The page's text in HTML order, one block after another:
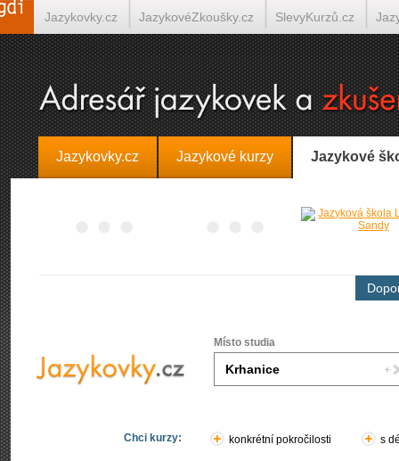
Jazykovky.cz Jazykové kurzy Jazykové
Místo studia
Chci kurzy: konkrétní pokročilosti s
Jazykovky.cz JazykovéZkoušky.cz SlevyKurzů.cz
Španělština on-line Italština on-line Tlumočení-